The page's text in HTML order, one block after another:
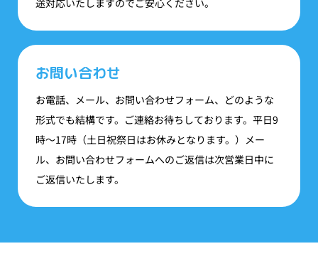
お問い合わせ
お電話、メール、お問い合わせフォーム、どのような
形式でも結構です。ご連絡お待ちしております。平日9
時〜17時（土日祝祭日はお休みとなります。）メー
ル、お問い合わせフォームへのご返信は次営業日中に
ご返信いたします。